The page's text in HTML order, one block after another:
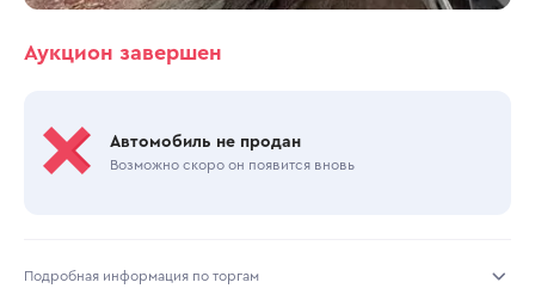
Аукцион завершен
Автомобиль не продан
Возможно скоро он появится вновь
Подробная информация по торгам